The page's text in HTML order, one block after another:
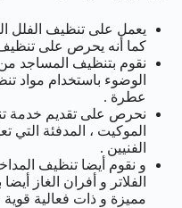
يعمل على تنظيف الفلل
كما أنه يحرص على تنظيف
نقوم بتنظيف المساجد
الوضوء باستخدام مواد
عطرة .
نحرص على تقديم خدمة
الموكيت ، المدفئة
الفنيين .
و نقوم أيضا تنظيف
الفلاتر و أفران الغاز
مميزة و ذات فعالية قوية